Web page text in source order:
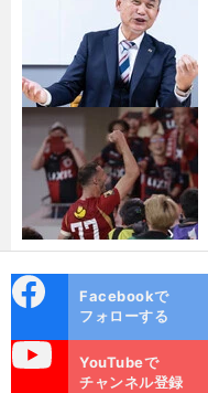
ok
Facebookで
フォローする
YouTubeで
チャンネル登録